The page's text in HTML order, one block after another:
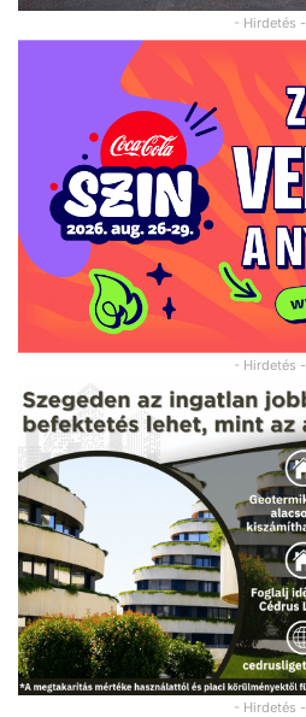
- Hirdetés -
- Hirdetés -
- Hirdetés -